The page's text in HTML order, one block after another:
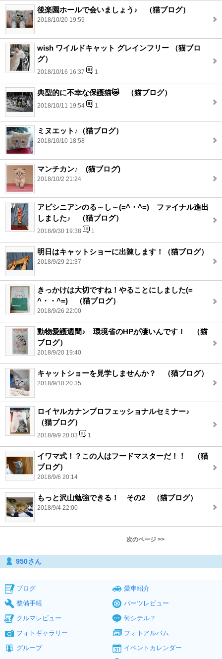
後楽園ホールで会いましょう♪ （猫ブログ）
2018/10/20 19:59
wish ワイルドキャット グレインフリー （猫ブロ
グ）
2018/10/16 16:37 1
典型的に不幸な保護猫😿 （猫ブログ）
2018/10/11 19:54 1
ミヌエット♪（猫ブログ）
2018/10/10 18:58
マンチカン♪ (猫ブログ)
2018/10/2 21:24
アビシニアンのる～し～(=^・^=) ファイナル進出
しました♪ （猫ブログ）
2018/9/30 19:38 1
明日はキャットショーに出陳します！（猫ブログ）
2018/9/29 21:37
きっかけは大切ですね！やることにしました(=
^・・^=) （猫ブログ）
2018/9/26 22:00
動物愛護週間♪ 環境省のHPが凄いんです！ （猫
ブログ）
2018/9/20 19:40
キャットショーを見学しませんか？ （猫ブログ）
2018/9/10 20:35
ロイヤルカナンプロフェッショナルセミナー♪
（猫ブログ）
2018/9/9 20:03 1
イワマ式！？この人はフードマスターだ！！ （猫
ブログ）
2018/9/6 20:14
もっと沢山勉強できる！ その2 （猫ブログ）
2018/9/4 22:00
次のページ >>
950さん
ブログ
愛車紹介
整備手帳
パーツレビュー
クルマレビュー
何シテル？
フォトギャラリー
フォトアルバム
グループ
イベントカレンダー